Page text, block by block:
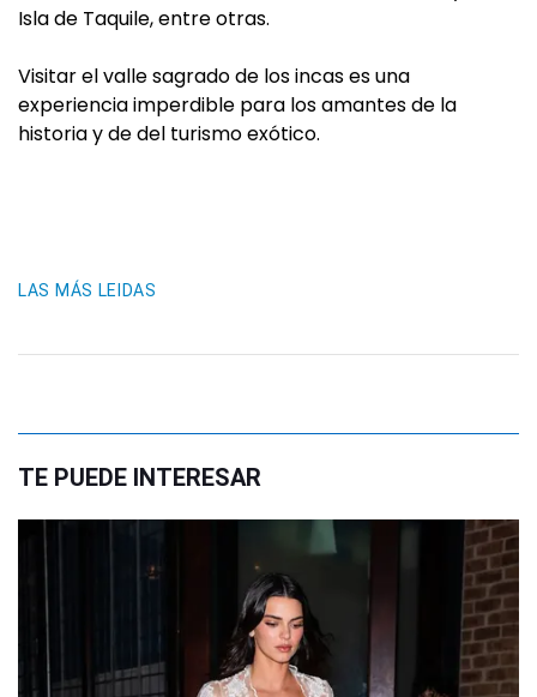
Isla de Taquile, entre otras.
Visitar el valle sagrado de los incas es una
experiencia imperdible para los amantes de la
historia y de del turismo exótico.
LAS MÁS LEIDAS
TE PUEDE INTERESAR